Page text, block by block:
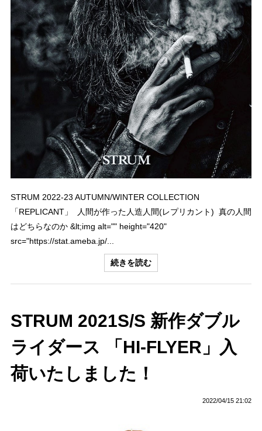
STRUM 2022-23 AUTUMN/WINTER COLLECTION
「REPLICANT」 人間が作った人造人間(レプリカント) 真の人間
はどちらなのか &lt;img alt="" height="420"
src="https://stat.ameba.jp/...
続きを読む
STRUM 2021S/S 新作ダブル
ライダース 「HI-FLYER」入
荷いたしました！
2022/04/15 21:02